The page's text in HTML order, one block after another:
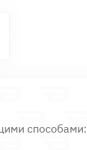
способами: